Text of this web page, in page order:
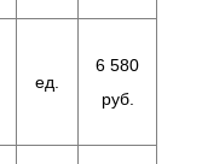
ед.
6 580
руб.